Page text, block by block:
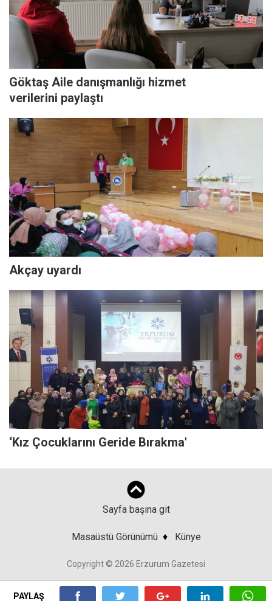
PAYLAŞ
Göktaş Aile danışmanlığı hizmet
verilerini paylaştı
Akçay uyardı
‘Kız Çocuklarını Geride Bırakma'
Sayfa başına git
Masaüstü Görünümü ♦ Künye
Copyright © 2026 Erzurum Gazetesi